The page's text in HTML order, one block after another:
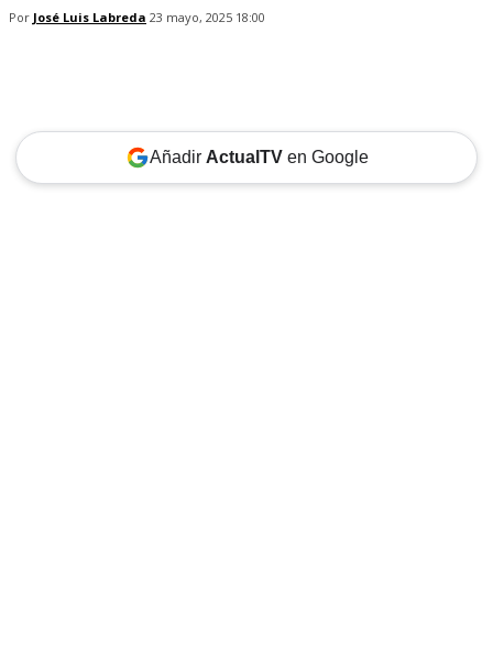
Por José Luis Labreda 23 mayo, 2025 18:00
Añadir ActualTVen Google